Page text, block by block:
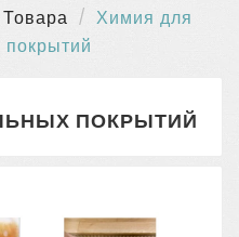
Товара
Химия для
ПОКРЫТИЙ